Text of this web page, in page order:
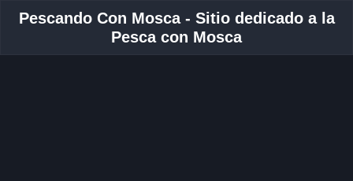
Pescando Con Mosca - Sitio dedicado a la
Pesca con Mosca